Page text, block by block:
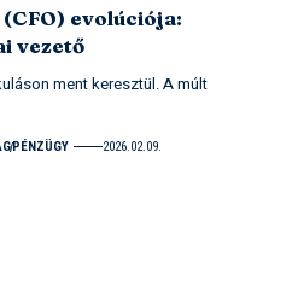
evolúciója:
vezető
ment keresztül. A múlt
PÉNZÜGY 2026.02.09.